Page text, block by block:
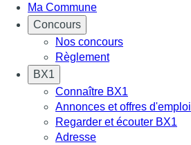
Ma Commune
Concours
Nos concours
Règlement
BX1
Connaître BX1
Annonces et offres d'emploi
Regarder et écouter BX1
Adresse